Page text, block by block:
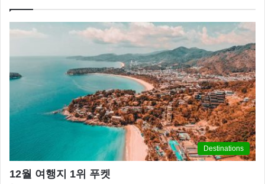
Destinations
12월 여행지 1위 푸켓